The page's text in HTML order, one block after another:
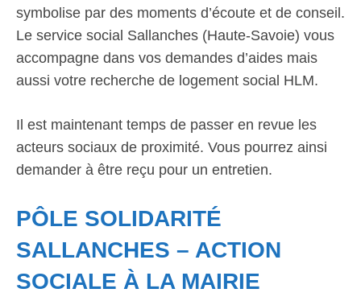
symbolise par des moments d’écoute et de conseil.
Le service social Sallanches (Haute-Savoie) vous
accompagne dans vos demandes d’aides mais
aussi votre recherche de logement social HLM.
Il est maintenant temps de passer en revue les
acteurs sociaux de proximité. Vous pourrez ainsi
demander à être reçu pour un entretien.
PÔLE SOLIDARITÉ
SALLANCHES – ACTION
SOCIALE À LA MAIRIE